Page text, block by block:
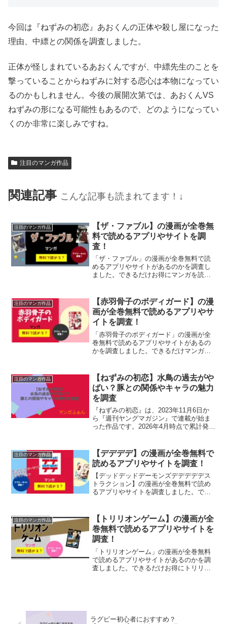
今回は『ねずみの初恋』あおくんの正体や殺し屋になった
理由、中縹との関係を調査しました。
正体が怪しまれているあおくんですが、中縹先生のことを
撃っていることからねずみに対する恋心は本物になってい
るのかもしれません。今後の展開次第では、あおくんVS
ねずみの形になる可能性もあるので、どのようになってい
くのか非常に楽しみですね。
注目のマンガ作品
関連記事 こんな記事も読まれてます！↓
注目のマンガ作品
【ザ・ファブル】の漫画が全巻無
料で読めるアプリやサイトを調
査！
「ザ・ファブル」の漫画が全巻無料で読
めるアプリやサイトがあるのかを調査し
ました。できるだけお得にマンガを読み
注目のマンガ作品
【赤羽骨子のボディガード】の漫
画が全巻無料で読めるアプリやサ
イトを調査！
「赤羽骨子のボディガード」の漫画が全
巻無料で読めるアプリやサイトがあるの
かを調査しました。できるだけマンガを
注目のマンガ作品
【ねずみの初恋】水鳥の過去がや
ばい？豚との関係やキャラの魅力
を調査
『ねずみの初恋』は、2023年11月6日か
ら『週刊ヤングマガジン』で連載が始ま
った作品です。2026年4月時点で累計発行
恋』ですが、水鳥の過去がやばいという
のは本当...
注目のマンガ作品
【デデデデ】の漫画が全巻無料で
読めるアプリやサイトを調査！
【デッドデッドデーモンズデデデデデス
トラクション】の漫画が全巻無料で読め
るアプリやサイトを調査しました。でき
注目のマンガ作品
【トリリオンゲーム】の漫画が全
巻無料で読めるアプリやサイトを
調査！
「トリリオンゲーム」の漫画が全巻無料
で読めるアプリやサイトがあるのかを調
査しました。できるだけお得にトリリオ
ラグビー初心者におすすめ？